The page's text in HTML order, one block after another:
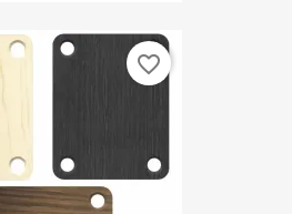
favorite_border